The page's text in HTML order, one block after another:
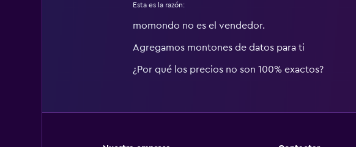
Esta es la razón:
momondo no es el vendedor.
Agregamos montones de datos para ti
¿Por qué los precios no son 100% exactos?